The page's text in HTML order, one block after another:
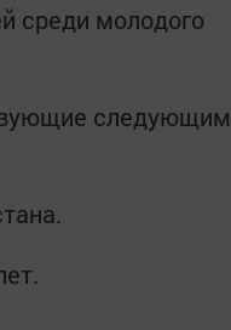
среди молодого
следующим